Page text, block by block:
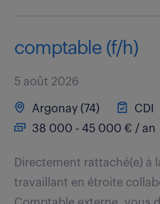
comptable (f/h)
5 août 2026
Argonay (74)
CDI
38 000 - 45 000 € / an
Directement rattaché(e) à
travaillant en étroite